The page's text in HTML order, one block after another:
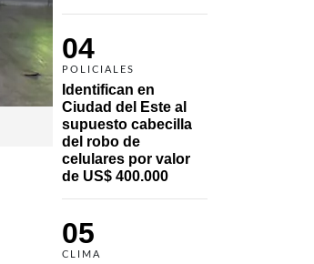
04
POLICIALES
Identifican en
Ciudad del Este al
supuesto cabecilla
del robo de
celulares por valor
de US$ 400.000
05
CLIMA